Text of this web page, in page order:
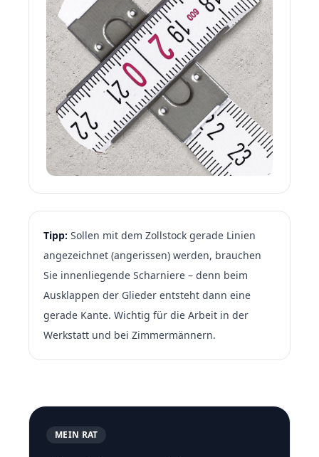
Tipp: Sollen mit dem Zollstock gerade Linien
angezeichnet (angerissen) werden, brauchen
Sie innenliegende Scharniere – denn beim
Ausklappen der Glieder entsteht dann eine
gerade Kante. Wichtig für die Arbeit in der
Werkstatt und bei Zimmermännern.
MEIN RAT